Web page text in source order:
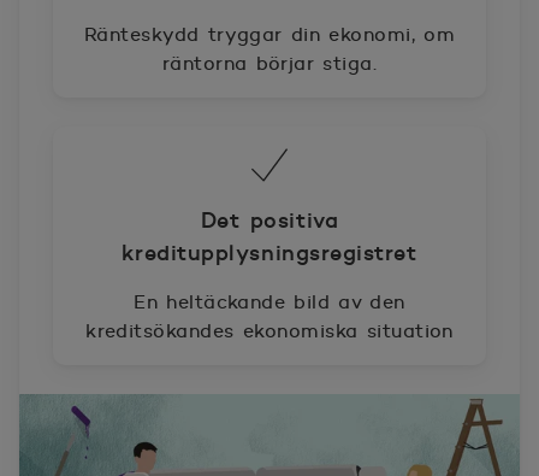
Ränteskydd tryggar din ekonomi, om
räntorna börjar stiga.
Det positiva
kreditupplysningsregistret
En heltäckande bild av den
kreditsökandes ekonomiska situation